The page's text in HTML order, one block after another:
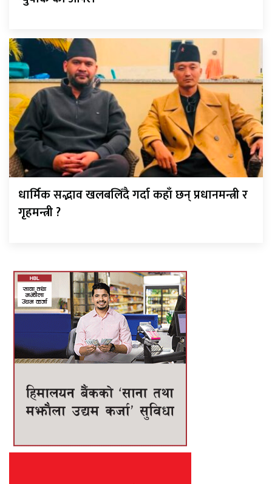
धार्मिक सद्भाव खलबलिँदै गर्दा कहाँ छन् प्रधानमन्त्री र
गृहमन्त्री ?